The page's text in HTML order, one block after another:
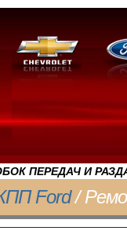
ПЕРЕДАЧ И
Ford/